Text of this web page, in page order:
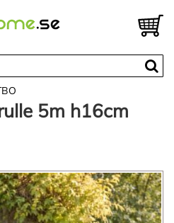
5m h16cm